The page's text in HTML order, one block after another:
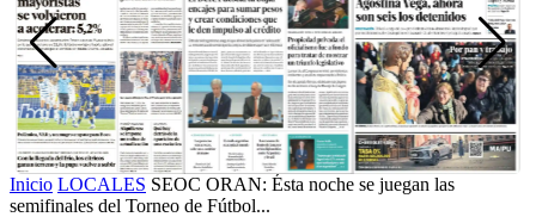
Inicio LOCALES SEOC ORAN: Ésta noche se juegan las
semifinales del Torneo de Fútbol...